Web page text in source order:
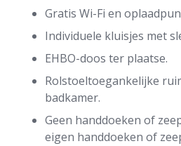
Gratis Wi-Fi en
Individuele kluisjes met
EHBO-doos ter plaatse.
Rolstoeltoegankelijke
badkamer.
Geen handdoeken of
eigen handdoeken of